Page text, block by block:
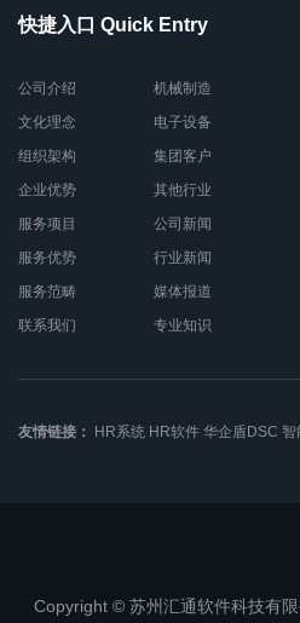
快捷入口 Quick Entry
公司介绍
文化理念
组织架构
企业优势
服务项目
服务优势
服务范畴
联系我们
机械制造
电子设备
集团客户
其他行业
公司新闻
行业新闻
媒体报道
专业知识
友情链接： HR系统 HR软件 华企盾DSC 智
Copyright © 苏州汇通软件科技有